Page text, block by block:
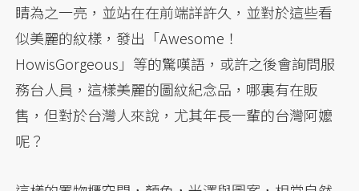
睛為之一亮，並站在在前端詳許久，並對於這些看
似美麗的紋樣，發出「Awesome！
HowisGorgeous」等的驚嘆語，或許之後會詢問服
務台人員，這樣美麗的圖紋紀念品，哪裏有在販
售，但對於台灣人來說，尤其年長一輩的台灣阿嬤
呢？